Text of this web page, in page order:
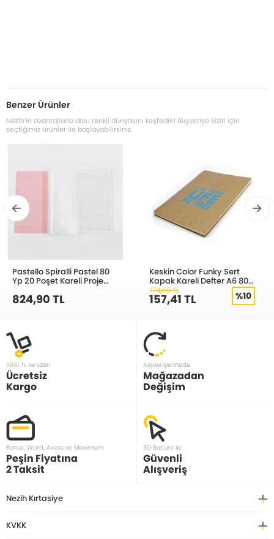
Benzer Ürünler
Nezih’in avantajlarla dolu renkli dünyasını keşfedin! Alışverişe sizin için
seçtiğimiz ürünler ile başlayabilirsiniz.
Pastello Spiralli Pastel 80
Yp 20 Poşet Kareli Proje
Defteri
824,90 TL
Keskin Color Funky Sert
Kapak Kareli Defter A6 80
Yaprak 418022-99
174,90 TL
157,41 TL %10
1000 TL ve üzeri
Ücretsiz
Kargo
Alışverişlerinizde
Mağazadan
Değişim
Bonus, Word, Axess ve Maximum
Peşin Fiyatına
2 Taksit
3D Secure ile
Güvenli
Alışveriş
Nezih Kırtasiye
KVKK